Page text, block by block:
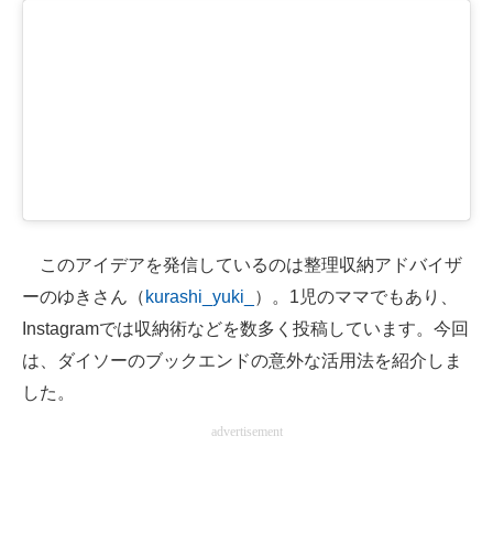
このアイデアを発信しているのは整理収納アドバイザ
ーのゆきさん（ kurashi_yuki_
）。1児のママでもあり、
Instagramでは収納術などを数多く投稿しています。今回
は、ダイソーのブックエンドの意外な活用法を紹介しま
した。
advertisement